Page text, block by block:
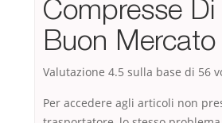
Compresse
Buon Mercato
Valutazione 4.5 sulla base di 56
Per accedere agli articoli non